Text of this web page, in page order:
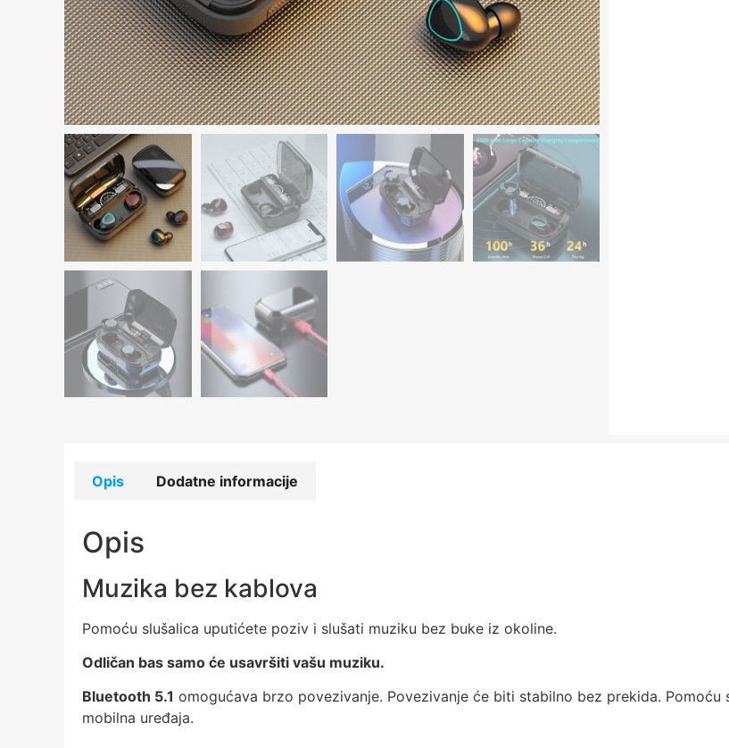
Opis Dodatne informacije
Opis
Muzika bez kablova
Pomoću slušalica uputićete poziv i slušati muziku bez buke iz okoline.
Odličan bas samo će usavršiti vašu muziku.
Bluetooth 5.1 omogućava brzo povezivanje. Povezivanje će biti stabilno bez prekida.
mobilna uređaja.